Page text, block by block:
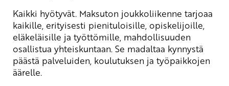
Kaikki hyötyvät. Maksuton joukkoliikenne tarjoaa
kaikille, erityisesti pienituloisille, opiskelijoille,
eläkeläisille ja työttömille, mahdollisuuden
osallistua yhteiskuntaan. Se madaltaa kynnystä
päästä palveluiden, koulutuksen ja työpaikkojen
äärelle.